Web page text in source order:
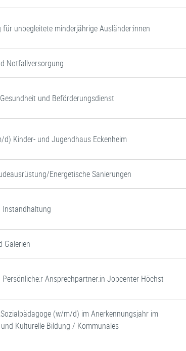
unbegleitete minderjährige Ausländer:innen
Notfallversorgung
und Beförderungsdienst
Kinder- und Jugendhaus Eckenheim
Energetische Sanierungen
Instandhaltung
Galerien
Ansprechpartner:in Jobcenter Höchst
(w/m/d) im Anerkennungsjahr im
Kulturelle Bildung / Kommunales